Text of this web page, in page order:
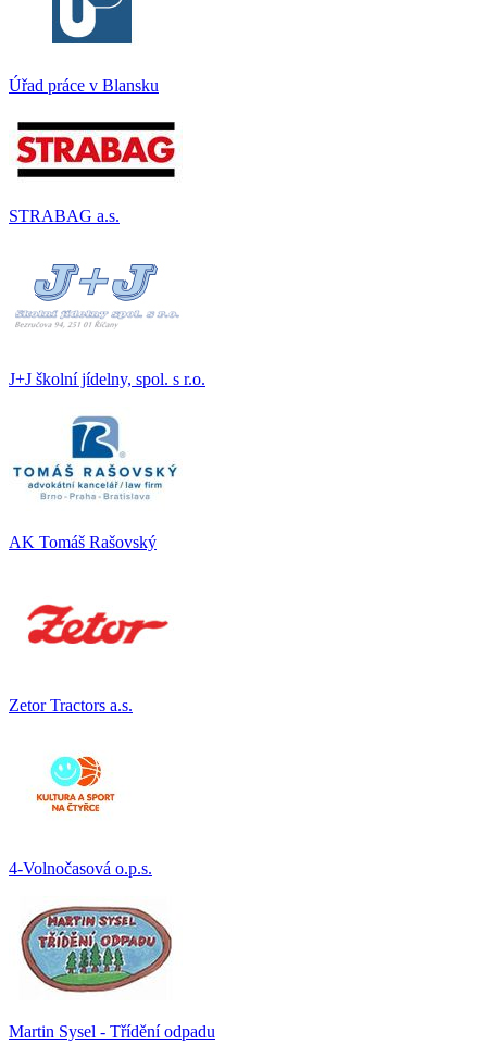
Úřad práce v Blansku
STRABAG a.s.
J+J školní jídelny, spol. s r.o.
AK Tomáš Rašovský
Zetor Tractors a.s.
4-Volnočasová o.p.s.
Martin Sysel - Třídění odpadu